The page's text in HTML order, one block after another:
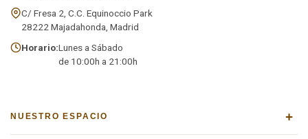
C/ Fresa 2, C.C. Equinoccio Park
28222 Majadahonda, Madrid
Horario:Lunes a Sábado
de 10:00h a 21:00h
NUESTRO ESPACIO +